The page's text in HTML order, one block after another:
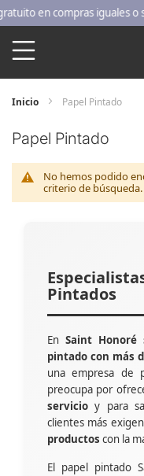
en compras iguales o
Inicio Papel Pintado
Papel Pintado
No hemos podido
criterio de búsqueda.
Pintados
En Saint Honoré
pintado con más
una empresa de
preocupa por
servicio y para
clientes más
productos con la
El papel pintado